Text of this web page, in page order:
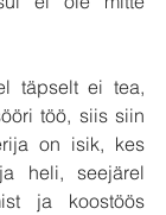
täpselt ei tea,
töö, siis siin
on isik, kes
heli, seejärel
ja koostöös